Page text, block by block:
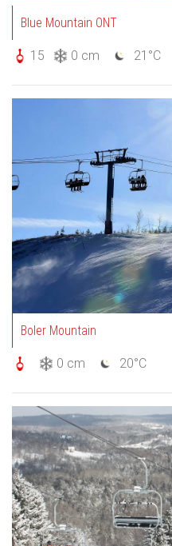
Blue Mountain ONT
15 0 cm 21°C
Boler Mountain
0 cm 20°C